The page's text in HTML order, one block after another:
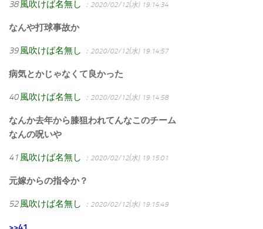
38 風吹けば名無し ：2020/02/12(水) 19:14:34
なんや打球事故か
39 風吹けば名無し ：2020/02/12(水) 19:14:57
病気とかじゃなくて良かった
40 風吹けば名無し ：2020/02/12(水) 19:14:58
なんか去年から膝狙われてんなこのチーム
なんの呪いや
41 風吹けば名無し ：2020/02/12(水) 19:15:01
元嫁からの指令か？
52 風吹けば名無し ：2020/02/12(水) 19:15:49